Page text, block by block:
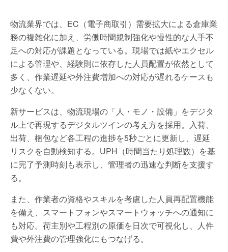
物流業界では、EC（電子商取引）需要拡大による倉庫業
務の複雑化に加え、労働時間規制強化や慢性的な人手不
足への対応が課題となっている。現場では紙やエクセル
による管理や、経験則に依存した人員配置が依然として
多く、作業遅延や外注費増加への対応が遅れるケースも
少なくない。
新サービスは、物流現場の「人・モノ・設備」をデジタ
ル上で再現するデジタルツインの考え方を採用。入荷、
出荷、梱包など各工程の進捗を5秒ごとに更新し、遅延
リスクを自動検知する。UPH（時間当たり処理数）を基
に完了予測時刻も表示し、管理者の迅速な判断を支援す
る。
また、作業者の資格やスキルを考慮した人員再配置機能
を備え、スマートフォンやスマートウォッチへの通知に
も対応。荷主別や工程別の原価を日次で可視化し、人件
費や外注費の管理強化にもつなげる。